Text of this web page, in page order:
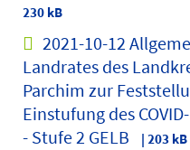
230 kB
2021-10-12
Landrates des
Parchim zur
Einstufung des
- Stufe 2 GELB
| 203 kB